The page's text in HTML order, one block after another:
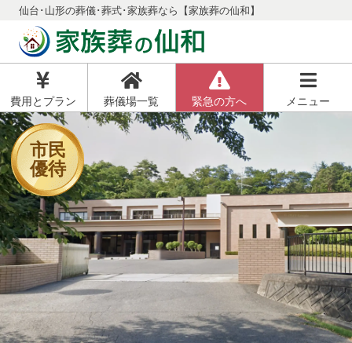
仙台･山形の葬儀･葬式･家族葬なら【家族葬の仙和】
費用とプラン 葬儀場一覧 緊急の方へ メニュー
市民
優待